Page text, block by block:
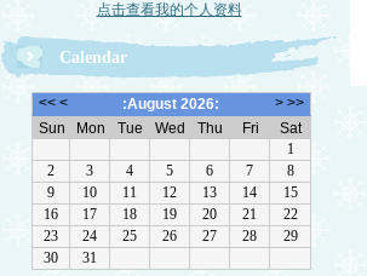
点击查看我的个人资料
Calendar